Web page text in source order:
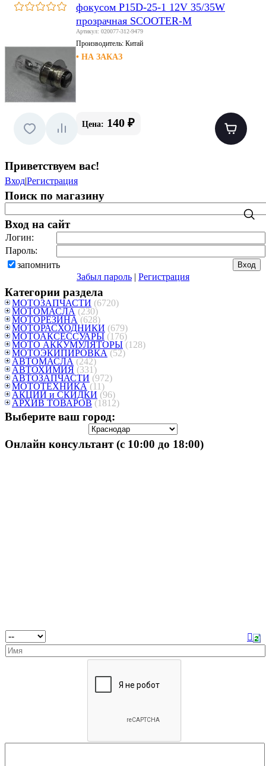
фокусом P15D-25-1 12V 35/35W
прозрачная SCOOTER-M
Артикул: 020077-312-9479
Производитель: Китай
• НА ЗАКАЗ
Цена: 140 ₽
Приветствуем вас!
Вход|Регистрация
Поиск по магазину
Вход на сайт
Логин:
Пароль:
запомнить
Забыл пароль | Регистрация
Категории раздела
МОТОЗАПЧАСТИ (6720)
МОТОМАСЛА (230)
МОТОРЕЗИНА (628)
МОТОРАСХОДНИКИ (679)
МОТОАКСЕССУАРЫ (176)
МОТО АККУМУЛЯТОРЫ (128)
МОТОЭКИПИРОВКА (52)
АВТОМАСЛА (242)
АВТОХИМИЯ (331)
АВТОЗАПЧАСТИ (972)
МОТОТЕХНИКА (11)
АКЦИИ и СКИДКИ (96)
АРХИВ ТОВАРОВ (1812)
Выберите ваш город:
Онлайн консультант (с 10:00 до 18:00)